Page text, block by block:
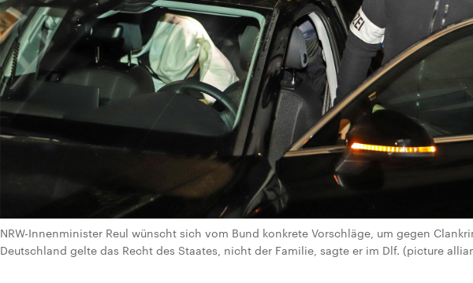
NRW-Innenminister Reul wünscht sich vom Bund konkrete Vorschläge, um gegen
Deutschland gelte das Recht des Staates, nicht der Familie, sagte er im Dlf. (picture